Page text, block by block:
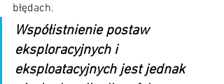
błędach.
Współistnienie postaw
eksploracyjnych i
eksploatacyjnych jest jednak